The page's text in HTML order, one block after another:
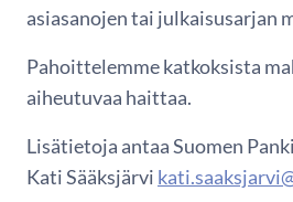
asiasanojen tai julkaisusarjan
Pahoittelemme katkoksista
aiheutuvaa haittaa.
Lisätietoja antaa Suomen
Kati Sääksjärvi